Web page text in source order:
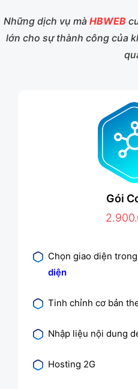
Những dịch vụ mà HBWEB
lớn cho sự thành công của
Gói
Chọn giao diện
diện
Tinh chỉnh cơ bản
Nhập liệu nội dung
Hosting 2G